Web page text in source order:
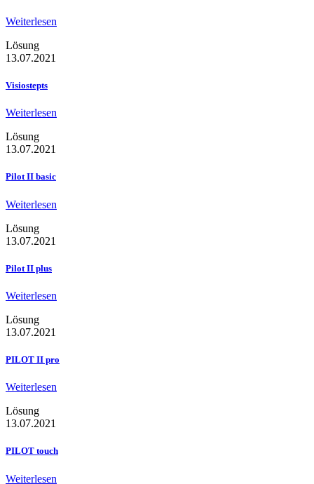
Weiterlesen
Lösung
13.07.2021
Visiostepts
Weiterlesen
Lösung
13.07.2021
Pilot II basic
Weiterlesen
Lösung
13.07.2021
Pilot II plus
Weiterlesen
Lösung
13.07.2021
PILOT II pro
Weiterlesen
Lösung
13.07.2021
PILOT touch
Weiterlesen